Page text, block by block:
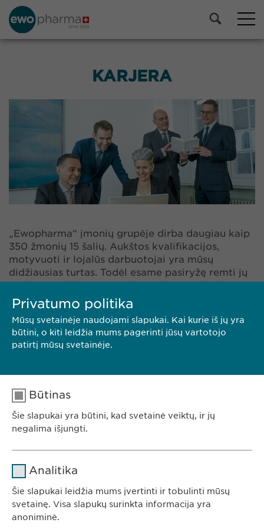
KARJERA
„Ewopharma“ įmonių grupėje dirba daugiau kaip
350 žmonių 15 šalių. Aukštos kvalifikacijos,
motyvuoti ir lojalūs darbuotojai yra mūsų
didžiausias turtas. Todėl esame pasiryžę remti jų
profesinį tobulėjimą ir sukurti skatinančią bei
motyvuojančią darbo aplinką. Pagarba,
atvirumas, skaidrumas ir verslumas yra mūsų
įmonės kultūros dalis, ir mes ieškome šių savybių
potencialiuose kandidatuose. Atpažįstate save?
Peržiūrėkite informaciją apie laisvas darbo vietas
Ewopharma UAB
Privatumo politika
Mūsų svetainėje naudojami slapukai. Kai kurie iš jų yra
būtini, o kiti leidžia mums pagerinti jūsų vartotojo
patirtį mūsų svetainėje.
Būtinas
Šie slapukai yra būtini, kad svetainė veiktų, ir jų
negalima išjungti.
Trukmė 1 metai
Analitika
Šie slapukai leidžia mums įvertinti ir tobulinti mūsų
svetainę. Visa slapukų surinkta informacija yra
anoniminė.